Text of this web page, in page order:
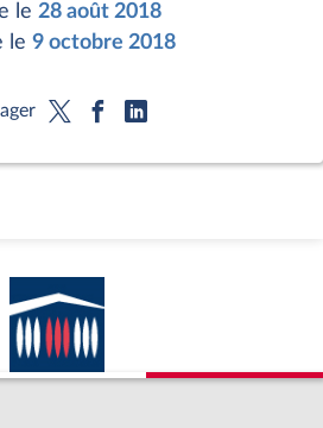
le 28 août 2018
le 9 octobre 2018